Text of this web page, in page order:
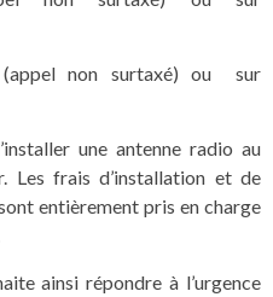
non surtaxé) ou sur
une antenne radio au
Les frais d’installation et de
entièrement pris en charge
ainsi répondre à l’urgence